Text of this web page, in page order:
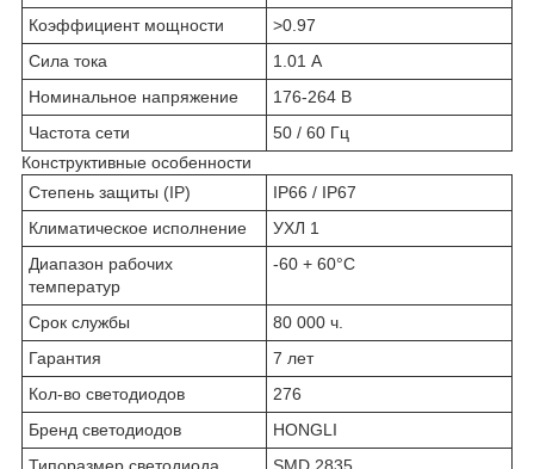
Коэффициент мощности
>0.97
Сила тока
1.01 А
Номинальное напряжение
176-264 В
Частота сети
50 / 60 Гц
Конструктивные особенности
Степень защиты (IP)
IP66 / IP67
Климатическое исполнение
УХЛ 1
Диапазон рабочих
температур
-60 + 60°C
Срок службы
80 000 ч.
Гарантия
7 лет
Кол-во светодиодов
276
Бренд светодиодов
HONGLI
Типоразмер светодиода
SMD 2835